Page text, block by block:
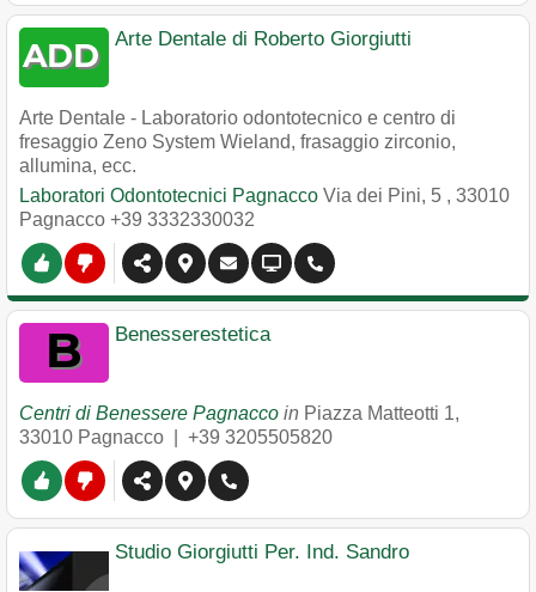
Arte Dentale di Roberto Giorgiutti
Arte Dentale - Laboratorio odontotecnico e centro di
fresaggio Zeno System Wieland, frasaggio zirconio,
allumina, ecc.
Laboratori Odontotecnici Pagnacco Via dei Pini, 5 , 33010
Pagnacco +39 3332330032
Benesserestetica
Centri di Benessere Pagnacco in Piazza Matteotti 1,
33010 Pagnacco +39 3205505820
Studio Giorgiutti Per. Ind. Sandro